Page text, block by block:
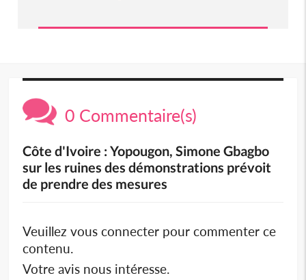
0 Commentaire(s)
Côte d'Ivoire : Yopougon, Simone Gbagbo
sur les ruines des démonstrations prévoit
de prendre des mesures
Veuillez vous connecter pour commenter ce
contenu.
Votre avis nous intéresse.